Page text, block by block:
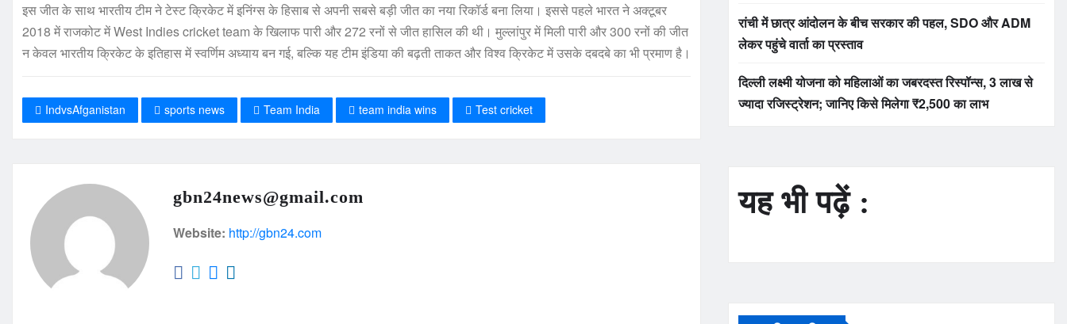
इस जीत के साथ भारतीय टीम ने टेस्ट क्रिकेट में इनिंग्स के हिसाब से अपनी सबसे बड़ी जीत का नया रिकॉर्ड बना लिया। इससे पहले भारत ने अक्टूबर
2018 में राजकोट में West Indies cricket team के खिलाफ पारी और 272 रनों से जीत हासिल की थी। मुल्लांपुर में मिली पारी और 300 रनों की जीत
न केवल भारतीय क्रिकेट के इतिहास में स्वर्णिम अध्याय बन गई, बल्कि यह टीम इंडिया की बढ़ती ताकत और विश्व क्रिकेट में उसके दबदबे का भी प्रमाण है।
IndvsAfganistan sports news Team India team india wins Test cricket
gbn24news@gmail.com
Website: http://gbn24.com
रांची में छात्र आंदोलन के बीच सरकार की पहल, SDO और ADM
लेकर पहुंचे वार्ता का प्रस्ताव
दिल्ली लक्ष्मी योजना को महिलाओं का जबरदस्त रिस्पॉन्स, 3 लाख से
ज्यादा रजिस्ट्रेशन; जानिए किसे मिलेगा ₹2,500 का लाभ
यह भी पढ़ें :